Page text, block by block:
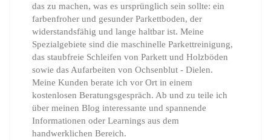
das zu machen, was es ursprünglich sein sollte: ein
farbenfroher und gesunder Parkettboden, der
widerstandsfähig und lange haltbar ist. Meine
Spezialgebiete sind die maschinelle Parkettreinigung,
das staubfreie Schleifen von Parkett und Holzböden
sowie das Aufarbeiten von Ochsenblut - Dielen.
Meine Kunden berate ich vor Ort in einem
kostenlosen Beratungsgespräch. Ab und zu teile ich
über meinen Blog interessante und spannende
Informationen oder Learnings aus dem
handwerklichen Bereich.